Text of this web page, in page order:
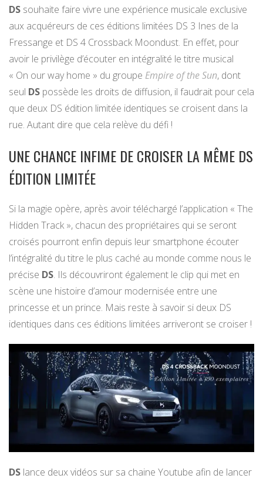
DS souhaite faire vivre une expérience musicale exclusive
aux acquéreurs de ces éditions limitées DS 3 Ines de la
Fressange et DS 4 Crossback Moondust. En effet, pour
avoir le privilège d’écouter en intégralité le titre musical
« On our way home » du groupe Empire of the Sun, dont
seul DS possède les droits de diffusion, il faudrait pour cela
que deux DS édition limitée identiques se croisent dans la
rue. Autant dire que cela relève du défi !
UNE CHANCE INFIME DE CROISER LA MÊME DS
ÉDITION LIMITÉE
Si la magie opère, après avoir téléchargé l’application « The
Hidden Track », chacun des propriétaires qui se seront
croisés pourront enfin depuis leur smartphone écouter
l’intégralité du titre le plus caché au monde comme nous le
précise DS. Ils découvriront également le clip qui met en
scène une histoire d’amour modernisée entre une
princesse et un prince. Mais reste à savoir si deux DS
identiques dans ces éditions limitées arriveront se croiser !
DS lance deux vidéos sur sa chaine Youtube afin de lancer